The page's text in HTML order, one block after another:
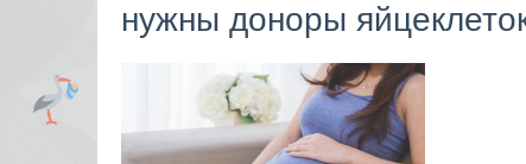
нужны доноры